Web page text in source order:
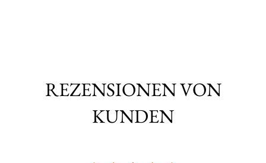
REZENSIONEN VON
KUNDEN